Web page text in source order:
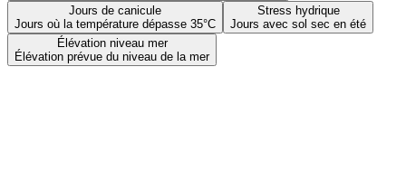
Jours de canicule
Jours où la température dépasse 35°C
Stress hydrique
Jours avec sol sec en été
Élévation niveau mer
Élévation prévue du niveau de la mer